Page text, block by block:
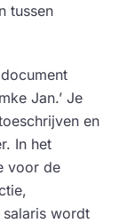
tussen
Jan.’ Je
en
In het
voor de
salaris wordt